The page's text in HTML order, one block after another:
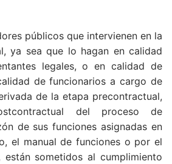
públicos que intervienen en la
ya sea que lo hagan en calidad
legales, o en calidad de
de funcionarios a cargo de
de la etapa precontractual,
del proceso de
de sus funciones asignadas en
el manual de funciones o por el
están sometidos al cumplimiento